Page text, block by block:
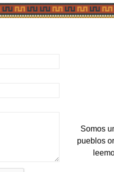
Somos
pueblos